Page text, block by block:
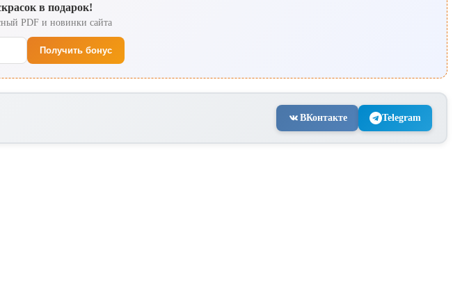
в подарок!
PDF и новинки сайта
Получить бонус
ВКонтакте Telegram